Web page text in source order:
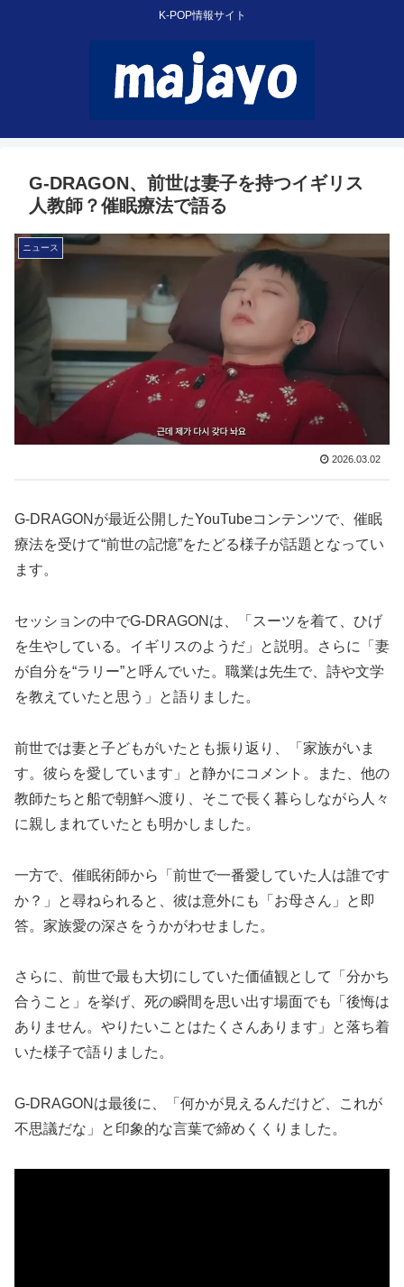
K-POP情報サイト
G-DRAGON、前世は妻子を持つイギリス
人教師？催眠療法で語る
ニュース
2026.03.02
G-DRAGONが最近公開したYouTubeコンテンツで、催眠
療法を受けて“前世の記憶”をたどる様子が話題となってい
ます。
セッションの中でG-DRAGONは、「スーツを着て、ひげ
を生やしている。イギリスのようだ」と説明。さらに「妻
が自分を“ラリー”と呼んでいた。職業は先生で、詩や文学
を教えていたと思う」と語りました。
前世では妻と子どもがいたとも振り返り、「家族がいま
す。彼らを愛しています」と静かにコメント。また、他の
教師たちと船で朝鮮へ渡り、そこで長く暮らしながら人々
に親しまれていたとも明かしました。
一方で、催眠術師から「前世で一番愛していた人は誰です
か？」と尋ねられると、彼は意外にも「お母さん」と即
答。家族愛の深さをうかがわせました。
さらに、前世で最も大切にしていた価値観として「分かち
合うこと」を挙げ、死の瞬間を思い出す場面でも「後悔は
ありません。やりたいことはたくさんあります」と落ち着
いた様子で語りました。
G-DRAGONは最後に、「何かが見えるんだけど、これが
不思議だな」と印象的な言葉で締めくくりました。